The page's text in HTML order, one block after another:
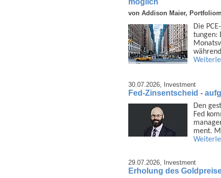
von Addison Maier,
Die
tungen:
30.07.2026, Investment
Fed-Zinsentscheid -
Den
Fed
ment.
29.07.2026, Investment
Erholung des